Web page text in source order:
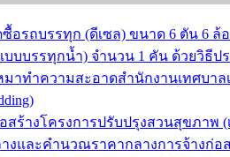
อรถบรรทุก (ดีเซล) ขนาด 6 ตัน 6 ล้
บบบรรทุกน้ำ) จำนวน 1 คัน ด้วยวิธีป
มาทำความสะอาดสำนักงานเทศบา
สร้างโครงการปรับปรุงสวนสุขภาพ
างและคำนวณราคากลางการจ้างก่